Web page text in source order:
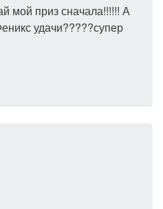
мой приз сначала!!!!!! А
удачи?????супер